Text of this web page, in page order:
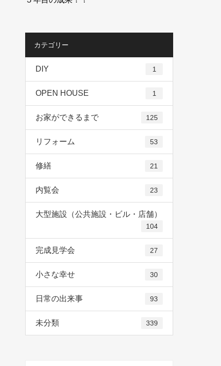
カテゴリー
DIY 1
OPEN HOUSE 1
お家ができるまで 125
リフォーム 53
修繕 21
内覧会 23
大型施設（公共施設・ビル・店舗）
104
完成見学会 27
小さな幸せ 30
日常の出来事 93
未分類 339